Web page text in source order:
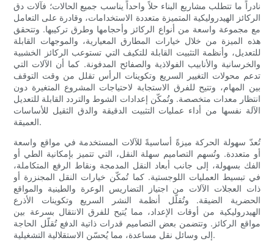
نادراً ما تتطلب مشاريع البناء حلاً واحداً يناسب جميع الحالات؛ فآلات دق
الركائز الهيدروليكية المتميزة متعددة الاستخدامات، وقادرة على التعامل
مع مجموعة واسعة من أنواع الركائز وأحجامها وطرق تركيبها. وتتحقق
هذه الميزة من خلال خيارات المطارق المعيارية، والموجهات القابلة
للتعديل، وأنظمة التثبيت القابلة للتكيف التي تستوعب الركائز الخشبية
والخرسانية والأنابيب الفولاذية والصفائح المدفونة. كما أن الآلات التي
تدعم محولات التغيير السريع وتكوينات الرأس تقلل من وقت التوقف
بين المهام، وتتيح للفرق الاستجابة لاحتياجات المشروع المتغيرة دون
انتظار معدات متخصصة. وتُمكّن إعدادات الشوط والتردد القابلة للتعديل
الآلة نفسها من أداء عمليات التثبيت الدقيقة والدق الثقيل للأساسات
العميقة.
تُعدّ سهولة الحركة ميزةً أساسيةً للآلات المستخدمة في مواقع واسعة
أو متعددة. وتُسهم التصاميم سهلة النقل، التي تتميز بإمكانية الطي أو
الفك بسهولة، إلى جانب أبعاد النقل المدمجة ونقاط الرفع المتكاملة،
في تبسيط العمليات اللوجستية. كما تُمكّن خيارات النقل المجنزرة أو
ذات العجلات الآلات من اجتياز التضاريس الوعرة والطينية والمواقع
الحضرية الضيقة. وتُقلّل أنظمة النشر السريع وتكوينات الأذرع
الهيدروليكية من أوقات الإعداد، مما يُتيح للفرق الانتقال بسرعة بين
مواقع الركائز. وتتضمن بعض التصاميم قدرات ذاتية الدفع تُقلّل الحاجة
إلى وسائل نقل مساعدة، مما يُحسّن الاستقلالية التشغيلية.